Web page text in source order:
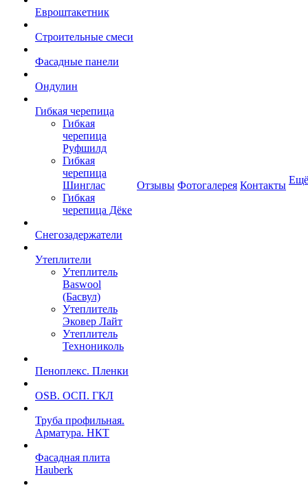
Евроштакетник
Строительные смеси
Фасадные панели
Ондулин
Гибкая черепица
Гибкая
черепица
Руфшилд
Гибкая
черепица
Шинглас
Гибкая
черепица Дёке
Снегозадержатели
Утеплители
Утеплитель
Baswool
(Басвул)
Утеплитель
Эковер Лайт
Утеплитель
Технониколь
Пеноплекс. Пленки
OSB. ОСП. ГКЛ
Труба профильная.
Арматура. НКТ
Фасадная плита
Hauberk
Отзывы Фотогалерея Контакты Ещё